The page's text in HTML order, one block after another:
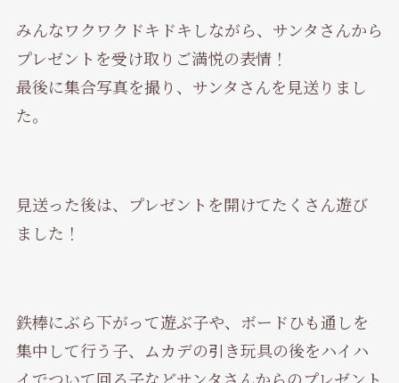
みんなワクワクドキドキしながら、サンタさんから
プレゼントを受け取りご満悦の表情！
最後に集合写真を撮り、サンタさんを見送りまし
た。
見送った後は、プレゼントを開けてたくさん遊び
ました！
鉄棒にぶら下がって遊ぶ子や、ボードひも通しを
集中して行う子、ムカデの引き玩具の後をハイハ